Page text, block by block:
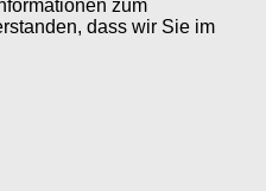
zum
dass wir Sie im